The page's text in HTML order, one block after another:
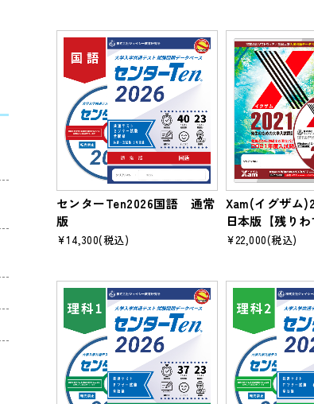
センターTen2026国語 通常
版
¥14,300(税込)
Xam(イグザム
日本版【残りわ
¥22,000(税込)